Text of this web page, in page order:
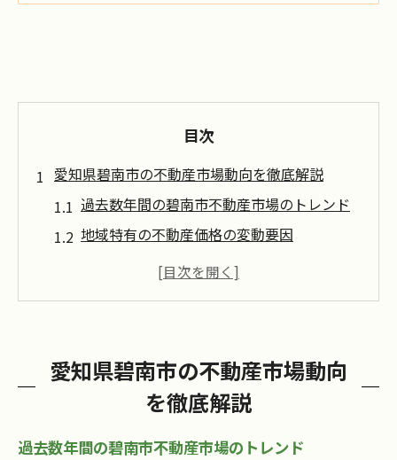
目次
愛知県碧南市の不動産市場動向を徹底解説
過去数年間の碧南市不動産市場のトレンド
地域特有の不動産価格の変動要因
碧南市の不動産需要と新築物件の動向
ミング
碧南市での不動産購入成功への第一歩
購入前に知っておくべき法的手続き
愛知県碧南市の不動産市場動向
を徹底解説
過去数年間の碧南市不動産市場のトレンド